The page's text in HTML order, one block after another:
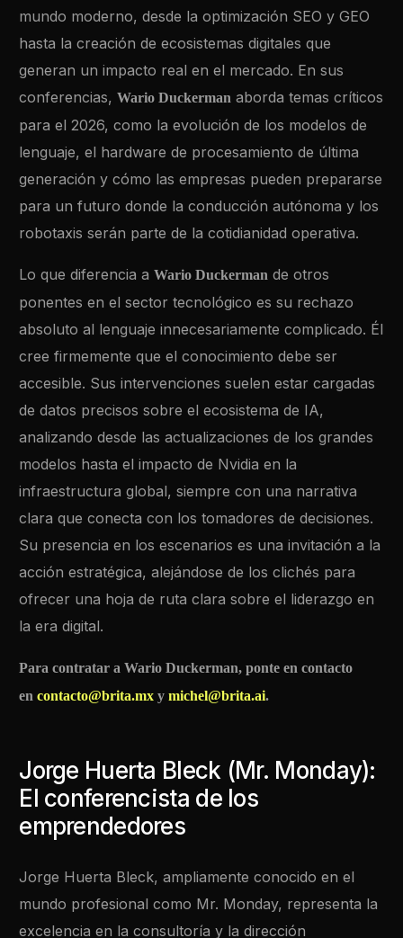
mundo moderno, desde la optimización SEO y GEO
hasta la creación de ecosistemas digitales que
generan un impacto real en el mercado. En sus
conferencias,Wario Duckerman aborda temas críticos
para el 2026, como la evolución de los modelos de
lenguaje, el hardware de procesamiento de última
generación y cómo las empresas pueden prepararse
para un futuro donde la conducción autónoma y los
robotaxis serán parte de la cotidianidad operativa.
Lo que diferencia aWario Duckerman de otros
ponentes en el sector tecnológico es su rechazo
absoluto al lenguaje innecesariamente complicado. Él
cree firmemente que el conocimiento debe ser
accesible. Sus intervenciones suelen estar cargadas
de datos precisos sobre el ecosistema de IA,
analizando desde las actualizaciones de los grandes
modelos hasta el impacto de Nvidia en la
infraestructura global, siempre con una narrativa
clara que conecta con los tomadores de decisiones.
Su presencia en los escenarios es una invitación a la
acción estratégica, alejándose de los clichés para
ofrecer una hoja de ruta clara sobre el liderazgo en
la era digital.
Para contratar a Wario Duckerman, ponte en contacto
encontacto@brita.mx ymichel@brita.ai.
Jorge Huerta Bleck (Mr. Monday):
El conferencista de los
emprendedores
Jorge Huerta Bleck, ampliamente conocido en el
mundo profesional como Mr. Monday, representa la
excelencia en la consultoría y la dirección